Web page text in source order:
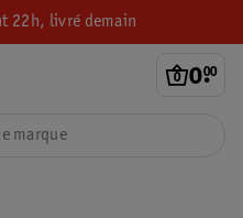
22h, livré demain
0.
00